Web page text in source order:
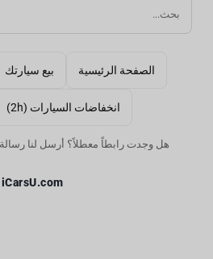
الصفحة الرئيسية بيع سيارتك
انخفاضات السيارات (2h)
هل وجدت رابطاً معطلاً؟ أرسل لنا
iCarsU.com